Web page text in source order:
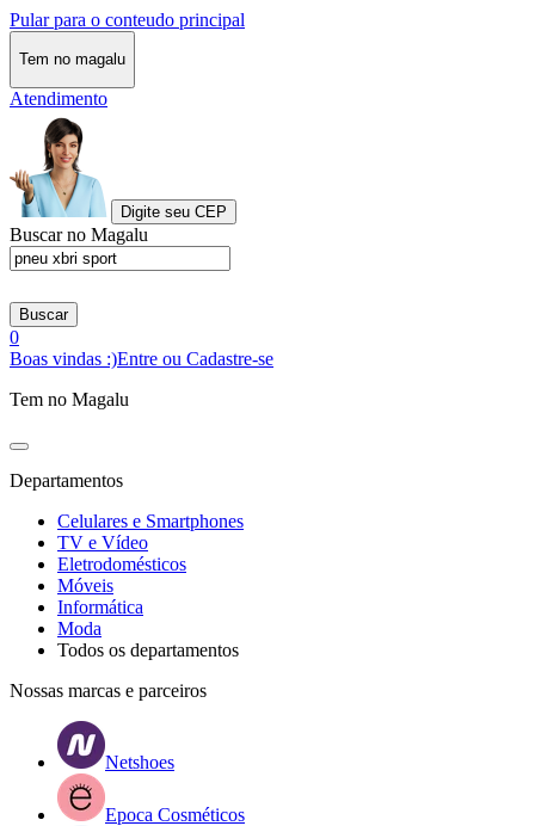
Pular para o conteudo principal
Tem no magalu
Atendimento
Digite seu CEP
Buscar no Magalu
Buscar
0
Boas vindas :)Entre ou Cadastre-se
Tem no Magalu
Departamentos
Celulares e Smartphones
TV e Vídeo
Eletrodomésticos
Móveis
Informática
Moda
Todos os departamentos
Nossas marcas e parceiros
Netshoes
Epoca Cosméticos